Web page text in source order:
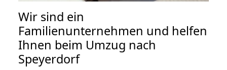
Wir sind ein
Familienunternehmen und helfen
Ihnen beim Umzug nach
Speyerdorf